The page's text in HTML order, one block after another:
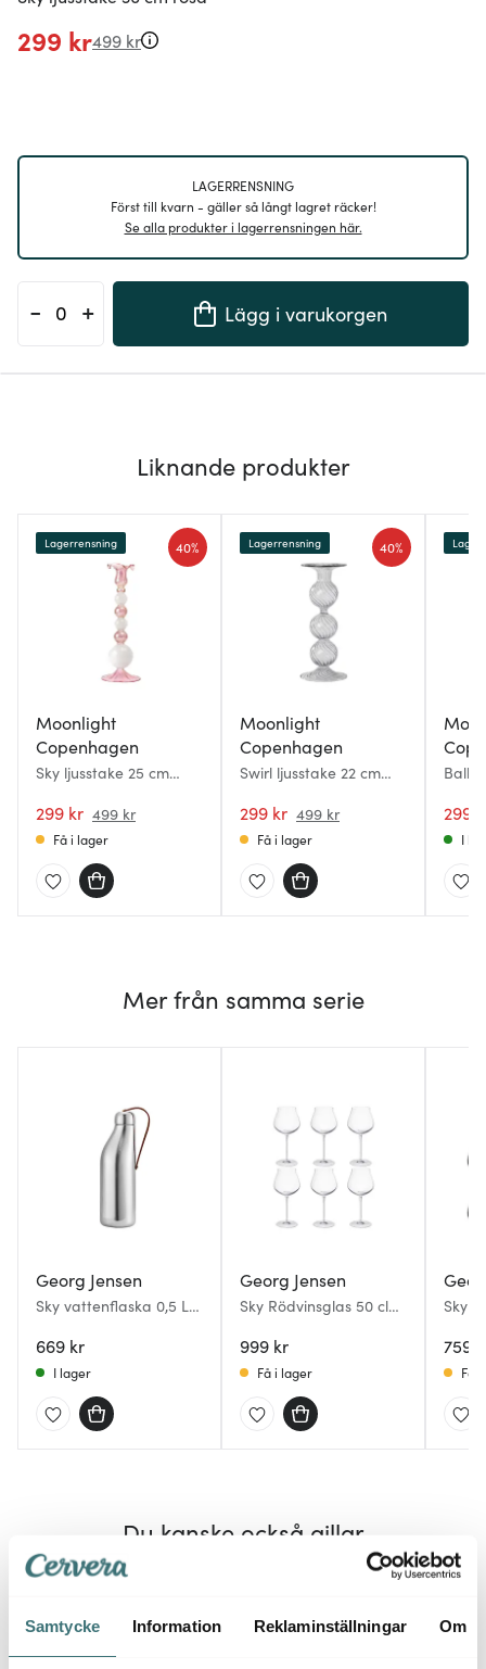
Samtycke Information Reklaminställningar Om
299 kr499 kr
LAGERRENSNING
Först till kvarn - gäller så långt lagret räcker!
Se alla produkter i lagerrensningen här.
- + Lägg i varukorgen
Liknande produkter
Moonlight
Copenhagen
Sky ljusstake 25 cm
299 kr 499 kr
40%
Lagerrensning
Få i lager
Moonlight
Copenhagen
Swirl ljusstake 22 cm
299 kr 499 kr
40%
Lagerrensning
Få i lager
299
I
Mer från samma serie
Georg Jensen
Sky vattenflaska 0,5 L
669 kr
I lager
Georg Jensen
Sky Rödvinsglas 50 cl
999 kr
Få i lager
Sky
759
Få
Du kanske också gillar